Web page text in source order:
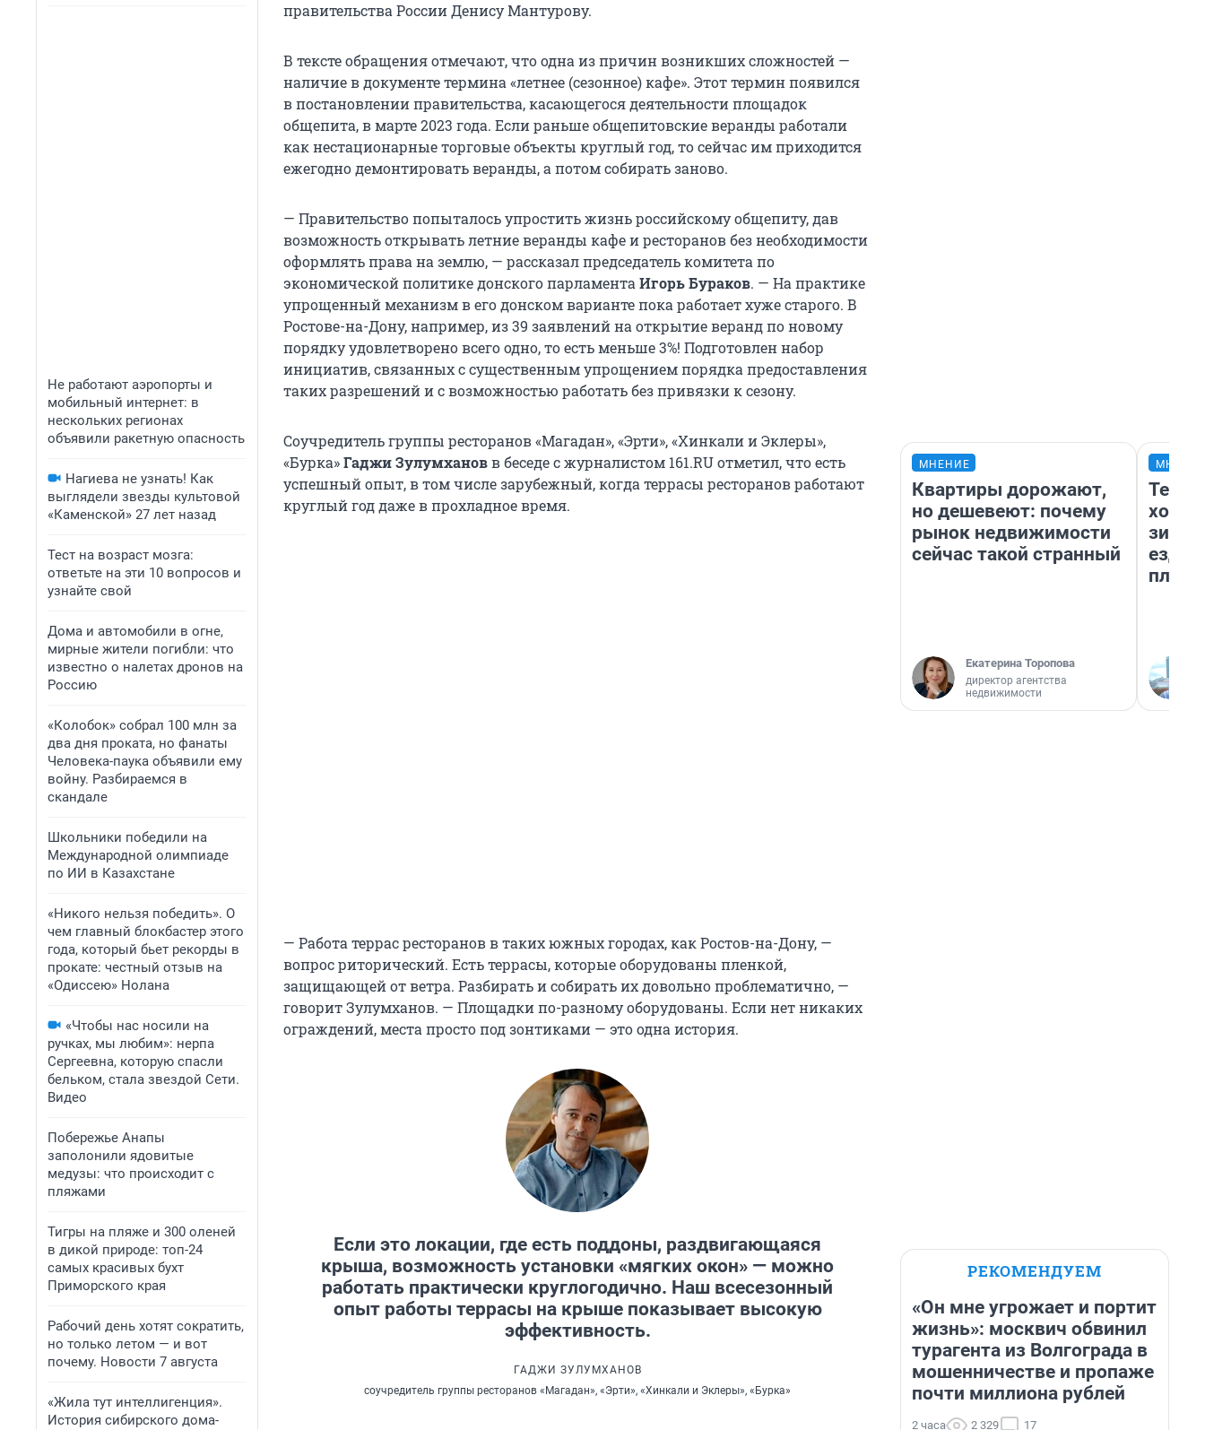
Не работают аэропорты и
мобильный интернет: в
нескольких регионах
объявили ракетную опасность
Нагиева не узнать! Как
выглядели звезды культовой
«Каменской» 27 лет назад
Тест на возраст мозга:
ответьте на эти 10 вопросов и
узнайте свой
Дома и автомобили в огне,
мирные жители погибли: что
известно о налетах дронов на
Россию
«Колобок» собрал 100 млн за
два дня проката, но фанаты
Человека-паука объявили ему
войну. Разбираемся в
скандале
Школьники победили на
Международной олимпиаде
по ИИ в Казахстане
«Никого нельзя победить». О
чем главный блокбастер этого
года, который бьет рекорды в
прокате: честный отзыв на
«Одиссею» Нолана
«Чтобы нас носили на
ручках, мы любим»: нерпа
Сергеевна, которую спасли
бельком, стала звездой Сети.
Видео
Побережье Анапы
заполонили ядовитые
медузы: что происходит с
пляжами
Тигры на пляже и 300 оленей
в дикой природе: топ-24
самых красивых бухт
Приморского края
Рабочий день хотят сократить,
но только летом — и вот
почему. Новости 7 августа
«Жила тут интеллигенция».
История сибирского дома-
правительства России Денису Мантурову.
В тексте обращения отмечают, что одна из причин возникших сложностей —
наличие в документе термина «летнее (сезонное) кафе». Этот термин появился
в постановлении правительства, касающегося деятельности площадок
общепита, в марте 2023 года. Если раньше общепитовские веранды работали
как нестационарные торговые объекты круглый год, то сейчас им приходится
ежегодно демонтировать веранды, а потом собирать заново.
— Правительство попыталось упростить жизнь российскому общепиту, дав
возможность открывать летние веранды кафе и ресторанов без необходимости
оформлять права на землю, — рассказал председатель комитета по
экономической политике донского парламента Игорь Бураков. — На практике
упрощенный механизм в его донском варианте пока работает хуже старого. В
Ростове-на-Дону, например, из 39 заявлений на открытие веранд по новому
порядку удовлетворено всего одно, то есть меньше 3%! Подготовлен набор
инициатив, связанных с существенным упрощением порядка предоставления
таких разрешений и с возможностью работать без привязки к сезону.
Соучредитель группы ресторанов «Магадан», «Эрти», «Хинкали и Эклеры»,
«Бурка»Гаджи Зулумхановв беседе с журналистом 161.RU отметил, что есть
успешный опыт, в том числе зарубежный, когда террасы ресторанов работают
круглый год даже в прохладное время.
— Работа террас ресторанов в таких южных городах, как Ростов-на-Дону, —
вопрос риторический. Есть террасы, которые оборудованы пленкой,
защищающей от ветра. Разбирать и собирать их довольно проблематично, —
говорит Зулумханов. — Площадки по-разному оборудованы. Если нет никаких
ограждений, места просто под зонтиками — это одна история.
Если это локации, где есть поддоны, раздвигающаяся
крыша, возможность установки «мягких окон» — можно
работать практически круглогодично. Наш всесезонный
опыт работы террасы на крыше показывает высокую
эффективность.
ГАДЖИ ЗУЛУМХАНОВ
соучредитель группы ресторанов «Магадан», «Эрти», «Хинкали и Эклеры», «Бурка»
МНЕНИЕ
Квартиры дорожают,
но дешевеют: почему
рынок недвижимости
сейчас такой странный
Екатерина Торопова
директор агентства
недвижимости
ездит
РЕКОМЕНДУЕМ
«Он мне угрожает и портит
жизнь»: москвич обвинил
турагента из Волгограда в
мошенничестве и пропаже
почти миллиона рублей
2 часа 2 329 17